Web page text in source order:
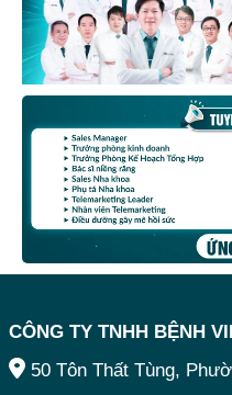
CÔNG TY TNHH BỆNH
50 Tôn Thất Tùng,